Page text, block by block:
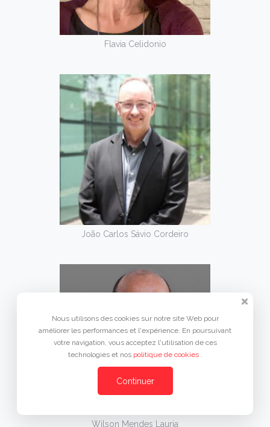
Flavia Celidonio
João Carlos Sávio Cordeiro
Wilson Mendes Lauria
Nous utilisons des cookies sur notre site Web pour
améliorer les performances et l'expérience. En poursuivant
votre navigation, vous acceptez l'utilisation de ces
technologies et nos politique de cookies .
Continuer